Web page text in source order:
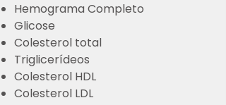
Hemograma Completo
Glicose
Colesterol total
Triglicerídeos
Colesterol HDL
Colesterol LDL